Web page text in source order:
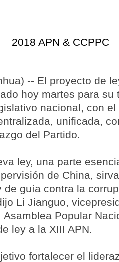
: 2018 APN & CCPPC
-- El proyecto de
hoy martes para su
nacional, con
unificada,
del Partido.
ley, una parte
de China,
de guía contra la
Li Jianguo,
Asamblea Popular
ley a la XIII APN.
fortalecer el